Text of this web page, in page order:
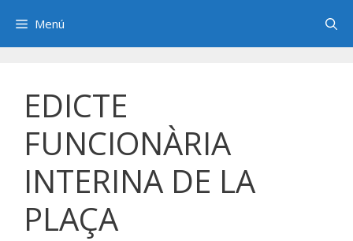
contenido
Menú
EDICTE
FUNCIONÀRIA
INTERINA DE LA
PLAÇA